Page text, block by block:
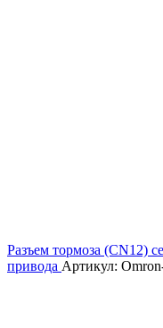
Разъем тормоза (CN12)
привода Артикул: